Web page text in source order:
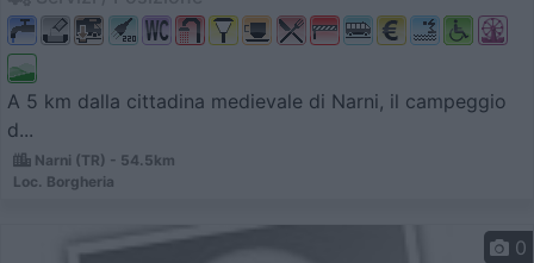
A 5 km dalla cittadina medievale di Narni, il campeggio
d...
Narni (TR) - 54.5km
Loc. Borgheria
0